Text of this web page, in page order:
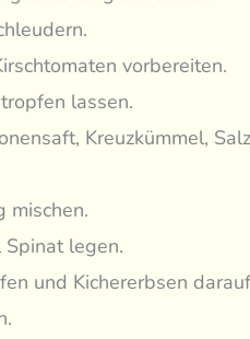
vorbereiten.
lassen.
Kreuzkümmel,
mischen.
legen.
und Kichererbsen